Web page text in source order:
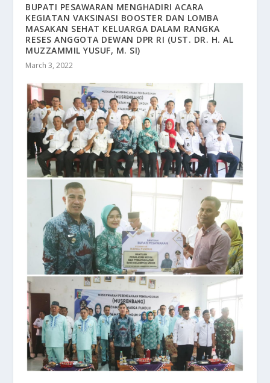
BUPATI PESAWARAN MENGHADIRI ACARA
KEGIATAN VAKSINASI BOOSTER DAN LOMBA
MASAKAN SEHAT KELUARGA DALAM RANGKA
RESES ANGGOTA DEWAN DPR RI (UST. DR. H. AL
MUZZAMMIL YUSUF, M. SI)
March 3, 2022